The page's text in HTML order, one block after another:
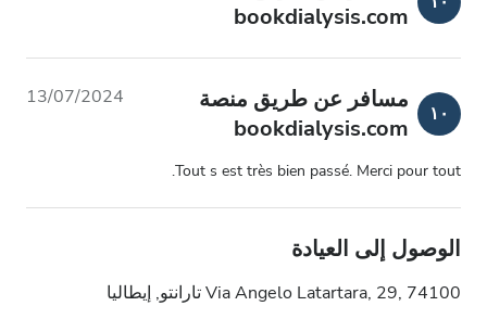
bookdialysis.com
١٠
مسافر عن طريق منصة
bookdialysis.com
13/07/2024
Tout s est très bien passé. Merci pour tout.
الوصول إلى العيادة
Via Angelo Latartara, 29, 74100 تارانتو, إيطاليا